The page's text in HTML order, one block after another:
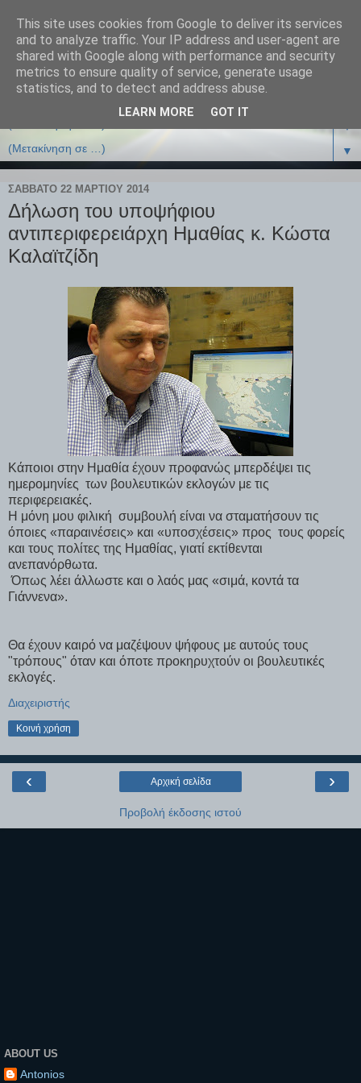
▼
▼
ΣΆΒΒΑΤΟ 22 ΜΑΡΤΊΟΥ 2014
Δήλωση του υποψήφιου
αντιπεριφερειάρχη Ημαθίας κ. Κώστα
Καλαϊτζίδη
Κάποιοι στην Ημαθία έχουν προφανώς μπερδέψει τις
ημερομηνίες των βουλευτικών εκλογών με τις
περιφερειακές.
Η μόνη μου φιλική συμβουλή είναι να σταματήσουν τις
όποιες «παραινέσεις» και «υποσχέσεις» προς τους φορείς
και τους πολίτες της Ημαθίας, γιατί εκτίθενται
ανεπανόρθωτα.
Όπως λέει άλλωστε και ο λαός μας «σιμά, κοντά τα
Γιάννενα».
Θα έχουν καιρό να μαζέψουν ψήφους με αυτούς τους
"τρόπους" όταν και όποτε προκηρυχτούν οι βουλευτικές
εκλογές.
Διαχειριστής
Κοινή χρήση
‹ ›
Αρχική σελίδα
Προβολή έκδοσης ιστού
ABOUT US
Antonios
This site uses cookies from Google to deliver its services
and to analyze traffic. Your IP address and user-agent are
shared with Google along with performance and security
metrics to ensure quality of service, generate usage
statistics, and to detect and address abuse.
LEARN MORE GOT IT